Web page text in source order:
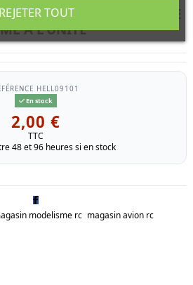
MOYEN MAT ACRYLIQUE
A L'UNITÉ
HELL09101
En stock
2,00 €
TTC
48 et 96 heures si en stock
modelisme rc magasin avion rc
REJETER TOUT